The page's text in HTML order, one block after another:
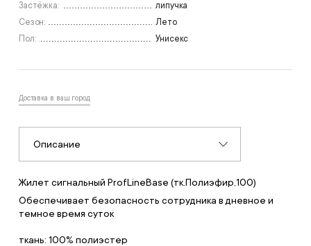
Застёжка:
липучка
Сезон:
Лето
Пол:
Унисекс
Доставка в ваш город
Описание
Жилет сигнальный ProfLineBase (тк.Полиэфир,100)
Обеспечивает безопасность сотрудника в дневное и
темное время суток
ткань: 100% полиэcтер